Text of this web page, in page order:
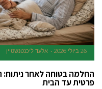
26 ביולי 2026 אלעד ליכנטנשטיין
החלמה בטוחה לאחר
פרטית עד הבית